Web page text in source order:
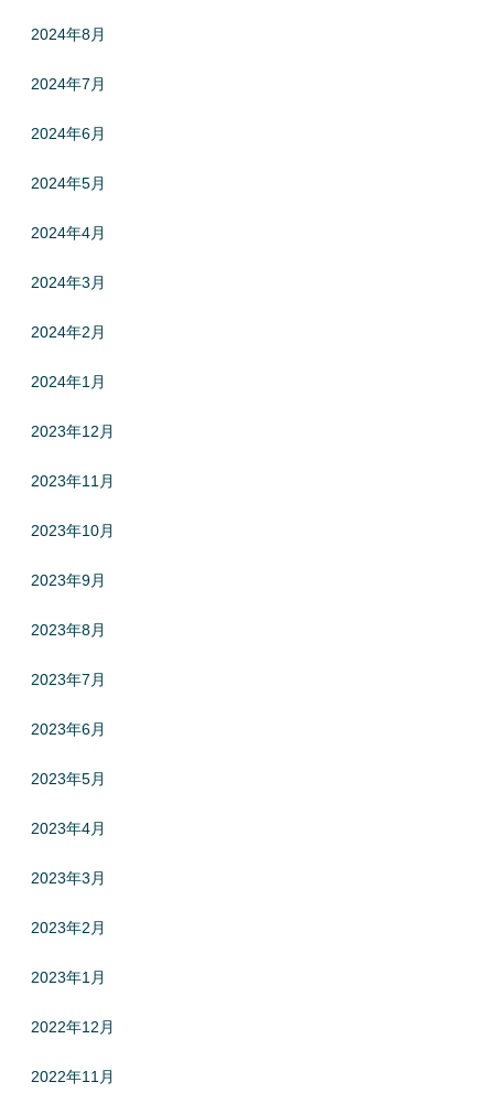
2024年8月
2024年7月
2024年6月
2024年5月
2024年4月
2024年3月
2024年2月
2024年1月
2023年12月
2023年11月
2023年10月
2023年9月
2023年8月
2023年7月
2023年6月
2023年5月
2023年4月
2023年3月
2023年2月
2023年1月
2022年12月
2022年11月